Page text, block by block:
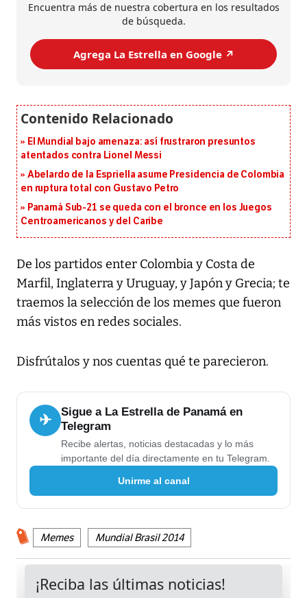
Encuentra más de nuestra cobertura en los resultados
de búsqueda.
Agrega La Estrella en Google ↗️
El Mundial bajo amenaza: así frustraron presuntos
atentados contra Lionel Messi
Abelardo de la Espriella asume Presidencia de Colombia
en ruptura total con Gustavo Petro
Panamá Sub-21 se queda con el bronce en los Juegos
Centroamericanos y del Caribe
De los partidos enter Colombia y Costa de
Marfil, Inglaterra y Uruguay, y Japón y Grecia; te
traemos la selección de los memes que fueron
más vistos en redes sociales.
Disfrútalos y nos cuentas qué te parecieron.
✈
Sigue a La Estrella de Panamá en
Telegram
Recibe alertas, noticias destacadas y lo más
importante del día directamente en tu Telegram.
Unirme al canal
Memes Mundial Brasil 2014